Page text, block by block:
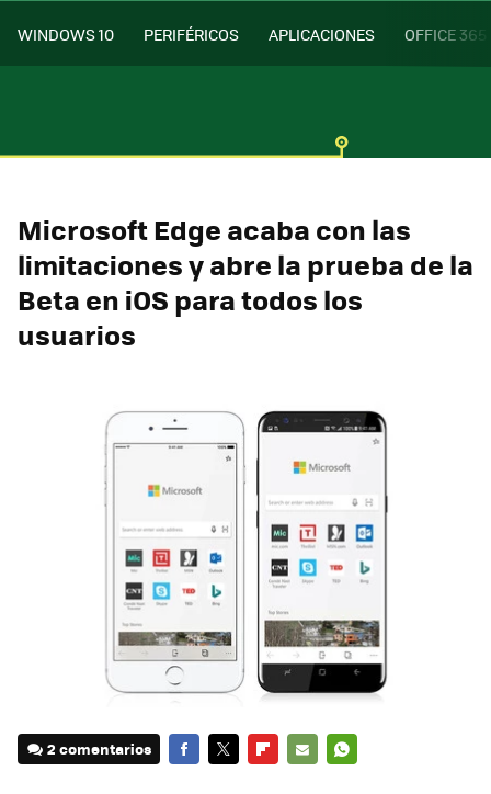
WINDOWS 10 PERIFÉRICOS APLICACIONES OFFICE 365
Microsoft Edge acaba con las
limitaciones y abre la prueba de la
Beta en iOS para todos los
usuarios
2 comentarios